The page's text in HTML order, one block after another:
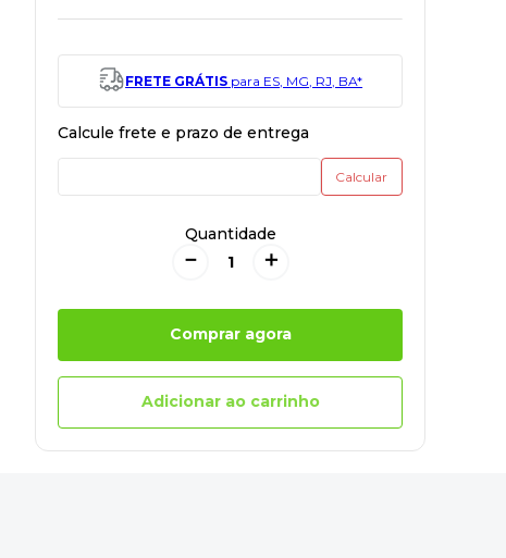
FRETE GRÁTIS para ES, MG, RJ, BA*
Quantidade
＋
－
Comprar agora
Adicionar ao carrinho